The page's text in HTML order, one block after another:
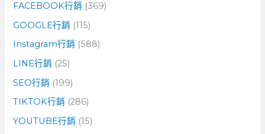
FACEBOOK行銷 (369)
GOOGLE行銷 (115)
Instagram行銷 (588)
LINE行銷 (25)
SEO行銷 (199)
TIKTOK行銷 (286)
YOUTUBE行銷 (15)